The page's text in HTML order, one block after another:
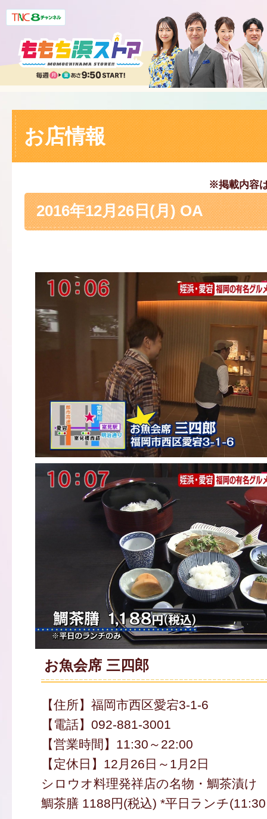
お店情報
※掲載内容
2016年12月26日(月) OA
お魚会席 三四郎
【住所】福岡市西区愛宕3-1-6
【電話】092-881-3001
【営業時間】11:30～22:00
【定休日】12月26日～1月2日
シロウオ料理発祥店の名物・鯛茶漬け
鯛茶膳 1188円(税込) *平日ランチ